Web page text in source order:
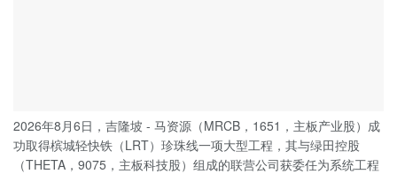
2026年8月6日，吉隆坡 - 马资源（MRCB，1651，主板产业股）成
功取得槟城轻快铁（LRT）珍珠线一项大型工程，其与绿田控股
（THETA，9075，主板科技股）组成的联营公司获委任为系统工程